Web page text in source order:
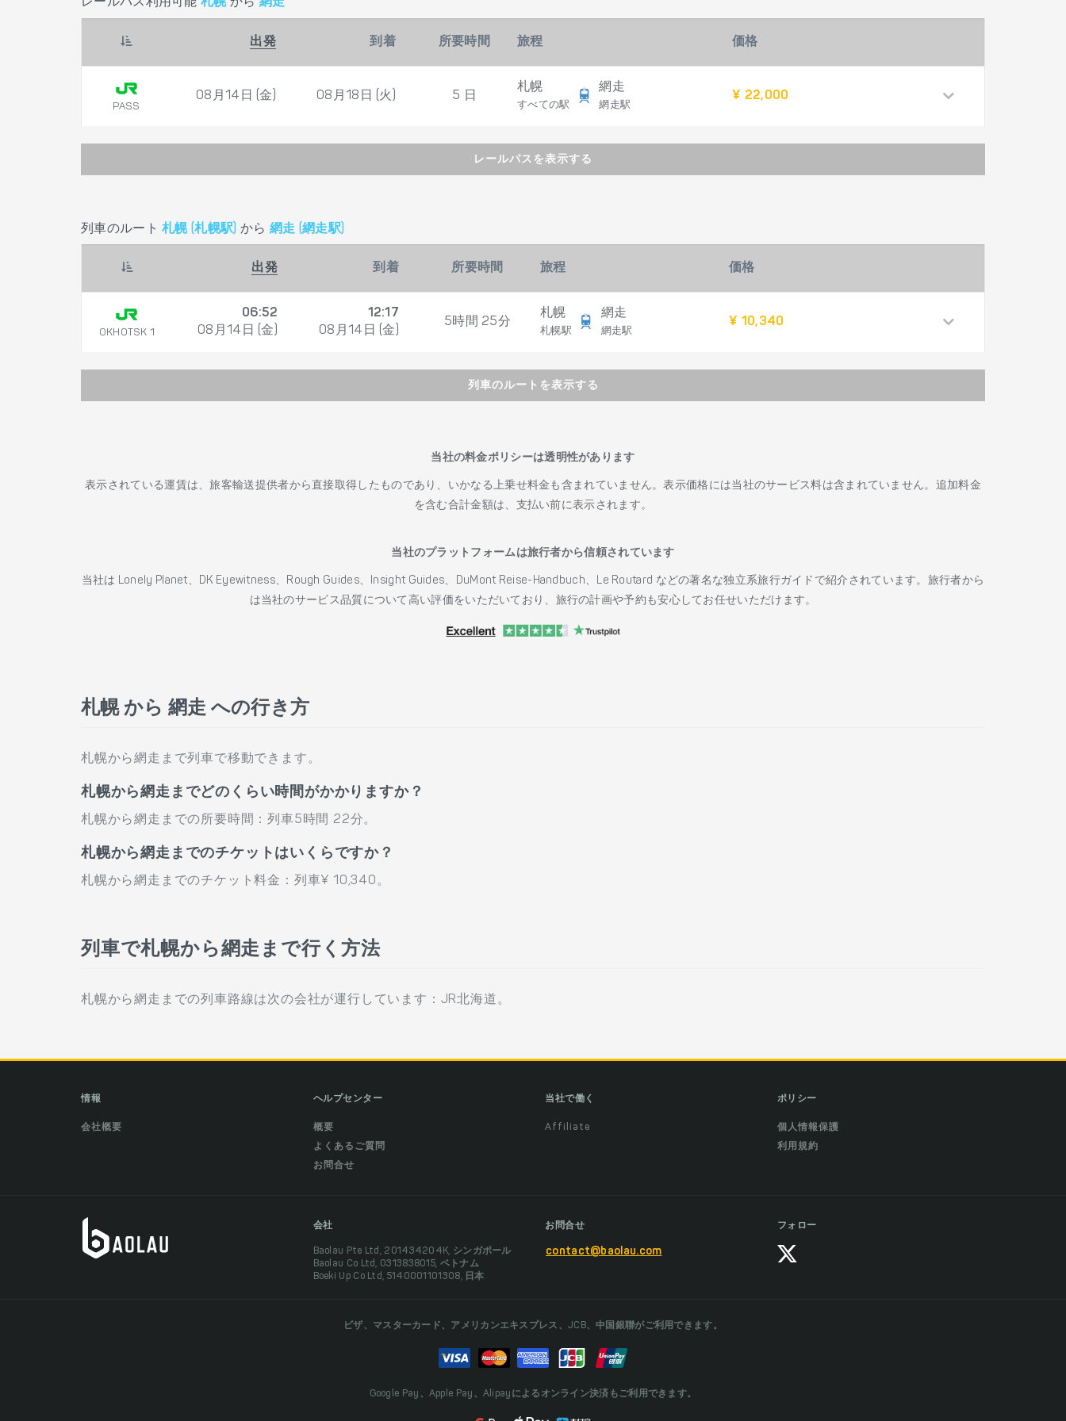
出発 到着 所要時間 旅程 価格
PASS
08月14日 (金) 08月18日 (火) 5 日
札幌
すべての駅
網走
網走駅
¥ 22,000
レールパスを表示する
列車のルート札幌 (札幌駅) から 網走 (網走駅)
出発 到着 所要時間 旅程 価格
OKHOTSK 1
06:52
08月14日 (金)
12:17
08月14日 (金)
5時間 25分
札幌
札幌駅
網走
網走駅
¥ 10,340
列車のルートを表示する
当社の料金ポリシーは透明性があります
表示されている運賃は、旅客輸送提供者から直接取得したものであり、いかなる上乗せ料金も含まれていません。表示価格には当社のサービス料は含まれていません。追加料金
を含む合計金額は、支払い前に表示されます。
当社のプラットフォームは旅行者から信頼されています
当社は Lonely Planet、DK Eyewitness、Rough Guides、Insight Guides、DuMont Reise-Handbuch、Le Routard などの著名な独立系旅行ガイドで紹介されています。旅行者から
は当社のサービス品質について高い評価をいただいており、旅行の計画や予約も安心してお任せいただけます。
札幌 から 網走 への行き方
札幌から網走まで列車で移動できます。
札幌から網走までどのくらい時間がかかりますか？
札幌から網走までの所要時間：列車5時間 22分。
札幌から網走までのチケットはいくらですか？
札幌から網走までのチケット料金：列車¥ 10,340。
列車で札幌から網走まで行く方法
札幌から網走までの列車路線は次の会社が運行しています：JR北海道。
情報
会社概要
ヘルプセンター
概要
よくあるご質問
お問合せ
当社で働く
Affiliate
ポリシー
個人情報保護
利用規約
会社
Baolau Pte Ltd, 201434204K, シンガポール
Baolau Co Ltd, 0313838015, ベトナム
Boeki Up Co Ltd, 5140001101308, 日本
お問合せ
contact@baolau.com
フォロー
ビザ、マスターカード、アメリカンエキスプレス、JCB、中国銀聯がご利用できます。
Google Pay、Apple Pay、Alipayによるオンライン決済もご利用できます。